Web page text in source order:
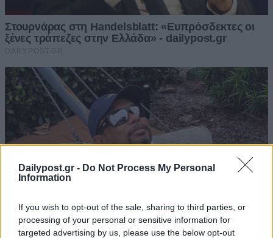
Dailypost.gr - Do Not Process My Personal
Information
If you wish to opt-out of the sale, sharing to third parties, or
processing of your personal or sensitive information for
targeted advertising by us, please use the below opt-out